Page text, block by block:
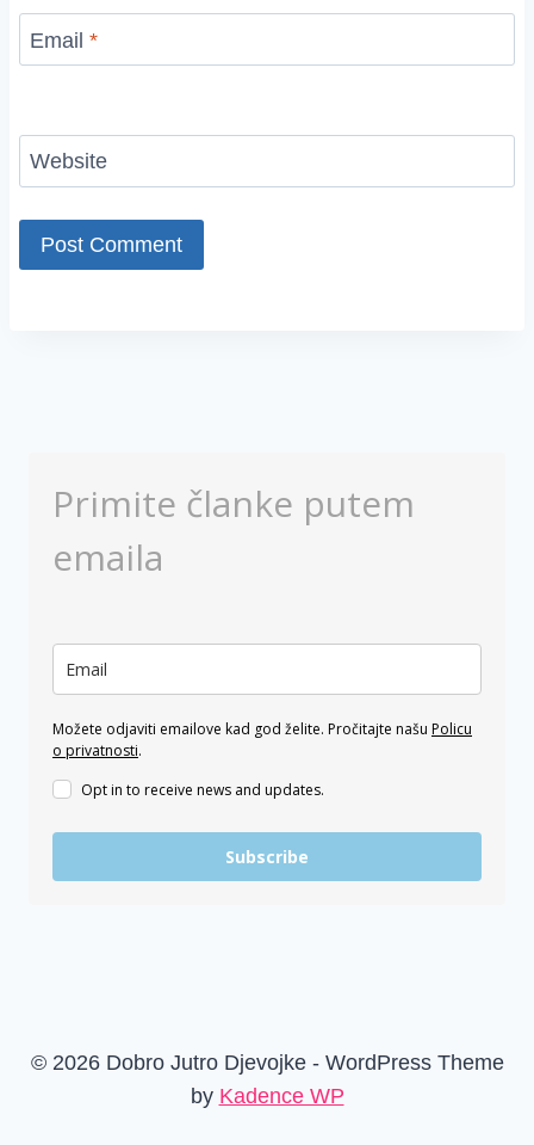
Email *
Website
Primite članke putem
emaila
Možete odjaviti emailove kad god želite. Pročitajte našu Policu
o privatnosti.
Opt in to receive news and updates.
Subscribe
© 2026 Dobro Jutro Djevojke - WordPress Theme
by Kadence WP